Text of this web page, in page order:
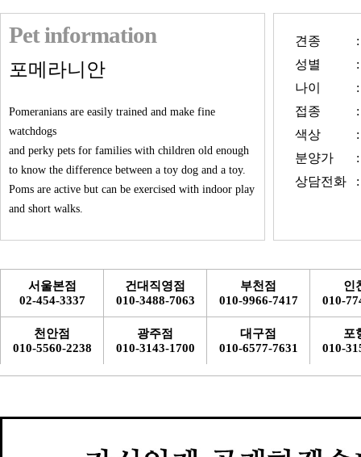
Pet information
포메라니안
Pomeranians are easily trained and make fine
watchdogs
and perky pets for families with children old enough
to know the difference between a toy dog and a toy.
Poms are active but can be exercised with indoor play
and short walks.
견종
:
성별
:
나이
:
접종
:
색상
:
분양가
:
상담전화
:
서울본점
02-454-3337
건대직영점
010-3488-7063
부천점
010-9966-7417
인
010-
천안점
010-5560-2238
광주점
010-3143-1700
대구점
010-6577-7631
포
010-